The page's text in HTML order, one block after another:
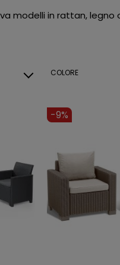
modelli in rattan,
COLORE
-9%